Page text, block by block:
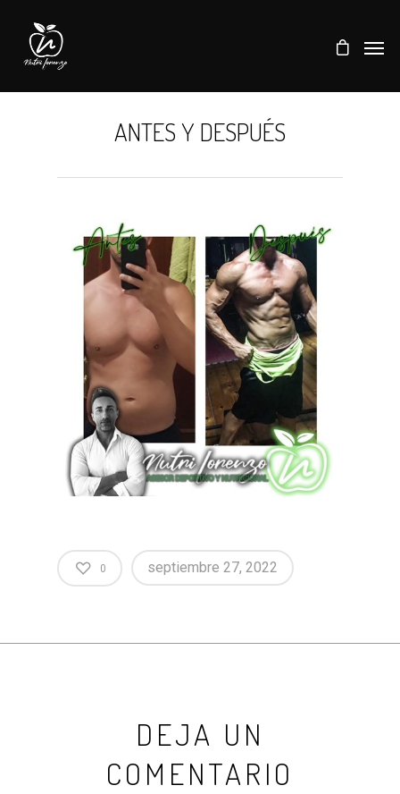
ANTES Y DESPUÉS
0 septiembre 27, 2022
DEJA UN
COMENTARIO